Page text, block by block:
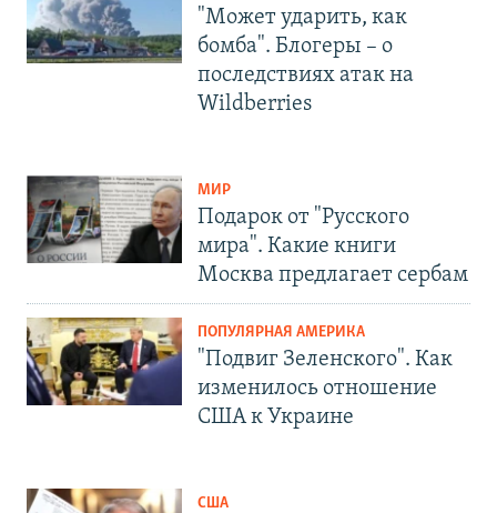
"Может ударить, как
бомба". Блогеры – о
последствиях атак на
Wildberries
МИР
Подарок от "Русского
мира". Какие книги
Москва предлагает сербам
ПОПУЛЯРНАЯ АМЕРИКА
"Подвиг Зеленского". Как
изменилось отношение
США к Украине
США